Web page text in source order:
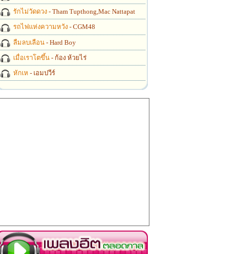
รักไม่วัดดวง - Tham Tupthong,Mac Nattapat
รถไฟแห่งความหวัง - CGM48
ลืมลบเลือน - Hard Boy
เมื่อเราโตขึ้น - ก้อง ห้วยไร่
หักเห - เอมปวีร์